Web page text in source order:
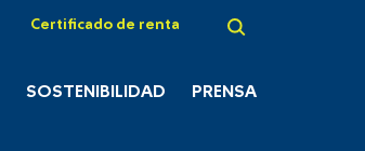
Certificado de renta
SOSTENIBILIDAD PRENSA